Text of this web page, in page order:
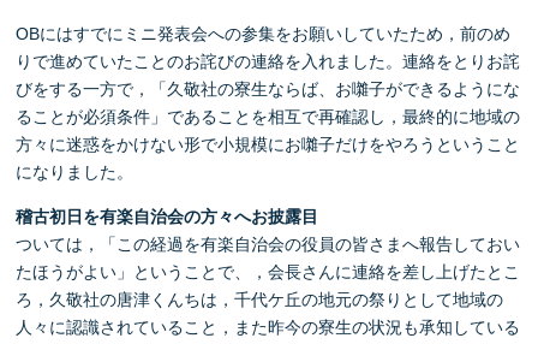
OBにはすでにミニ発表会への参集をお願いしていたため，前のめ
りで進めていたことのお詫びの連絡を入れました。連絡をとりお詫
びをする一方で，「久敬社の寮生ならば、お囃子ができるようにな
ることが必須条件」であることを相互で再確認し，最終的に地域の
方々に迷惑をかけない形で小規模にお囃子だけをやろうということ
になりました。
稽古初日を有楽自治会の方々へお披露目
ついては，「この経過を有楽自治会の役員の皆さまへ報告しておい
たほうがよい」ということで、，会長さんに連絡を差し上げたとこ
ろ，久敬社の唐津くんちは，千代ケ丘の地元の祭りとして地域の
人々に認識されていること，また昨今の寮生の状況も承知している